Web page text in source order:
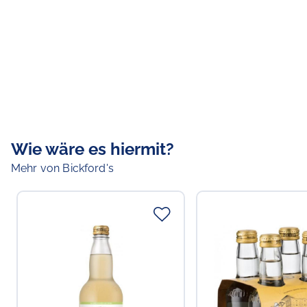
Wie wäre es hiermit?
Mehr von Bickford's